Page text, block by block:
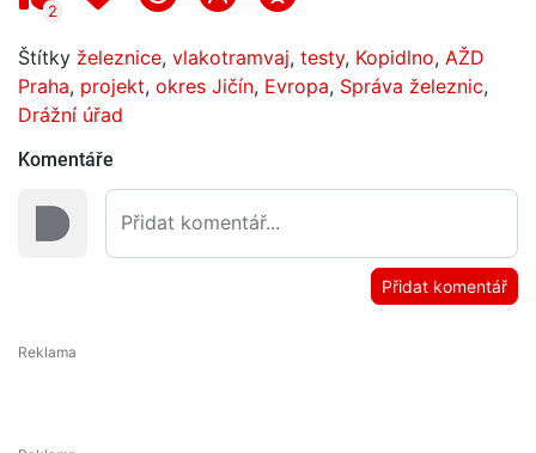
2
Štítky železnice, vlakotramvaj, testy, Kopidlno, AŽD
Praha, projekt, okres Jičín, Evropa, Správa železnic,
Drážní úřad
Komentáře
Přidat komentář